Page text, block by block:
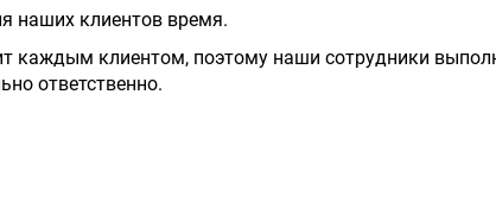
наших клиентов время.
каждым клиентом, поэтому наши сотрудники
ответственно.